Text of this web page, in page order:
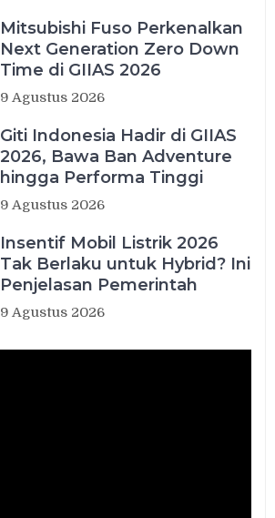
Mitsubishi Fuso Perkenalkan
Next Generation Zero Down
Time di GIIAS 2026
9 Agustus 2026
Giti Indonesia Hadir di GIIAS
2026, Bawa Ban Adventure
hingga Performa Tinggi
9 Agustus 2026
Insentif Mobil Listrik 2026
Tak Berlaku untuk Hybrid? Ini
Penjelasan Pemerintah
9 Agustus 2026